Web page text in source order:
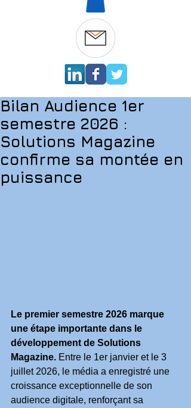
Bilan Audience 1er
semestre 2026 :
Solutions Magazine
confirme sa montée en
puissance
Le premier semestre 2026 marque
une étape importante dans le
développement de Solutions
Magazine. Entre le 1er janvier et le 3
juillet 2026, le média a enregistré une
croissance exceptionnelle de son
audience digitale, renforçant sa